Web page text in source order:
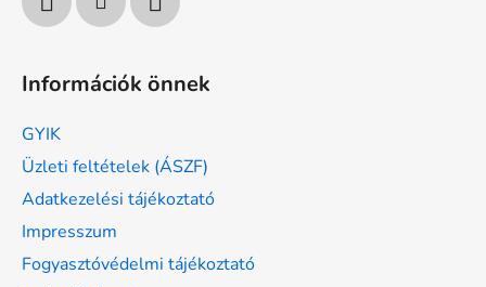
Információk önnek
GYIK
Üzleti feltételek (ÁSZF)
Adatkezelési tájékoztató
Impresszum
Fogyasztóvédelmi tájékoztató